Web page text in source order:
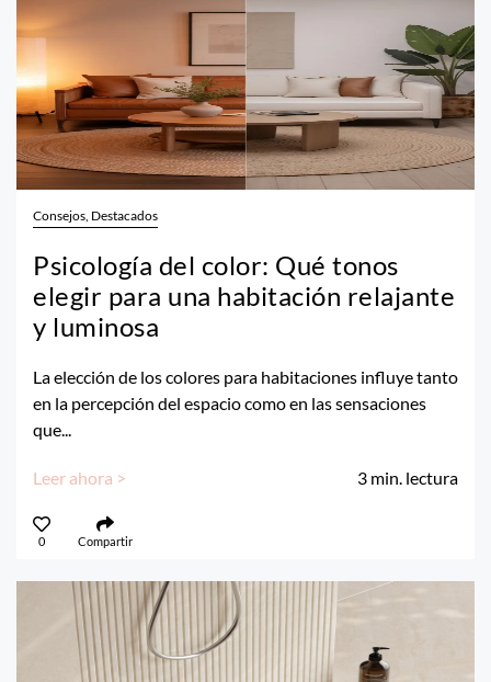
Consejos, Destacados
Psicología del color: Qué tonos
elegir para una habitación relajante
y luminosa
La elección de los colores para habitaciones influye tanto
en la percepción del espacio como en las sensaciones
que...
Leer ahora > 3 min. lectura
0 Compartir